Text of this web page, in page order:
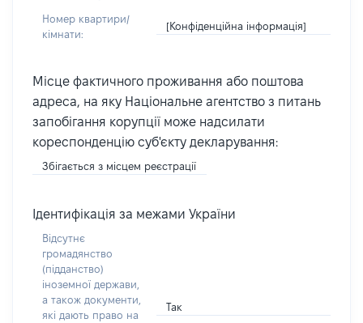
Номер квартири/
кімнати:
[Конфіденційна інформація]
Місце фактичного проживання або поштова
адреса, на яку Національне агентство з питань
запобігання корупції може надсилати
кореспонденцію суб'єкту декларування:
Збігається з місцем реєстрації
Ідентифікація за межами України
Відсутнє
громадянство
(підданство)
іноземної держави,
а також документи,
які дають право на
Так